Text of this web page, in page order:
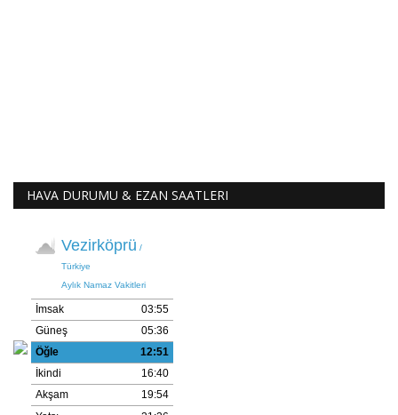
HAVA DURUMU & EZAN SAATLERI